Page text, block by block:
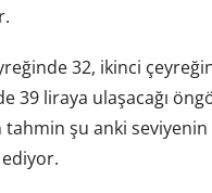
32, ikinci
39 liraya ulaşacağı
tahmin şu anki seviyenin